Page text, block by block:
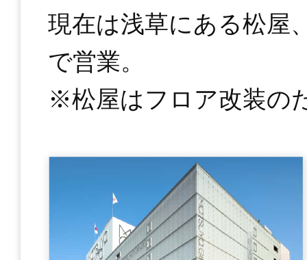
現在は浅草にある松屋
で営業。
※松屋はフロア改装の